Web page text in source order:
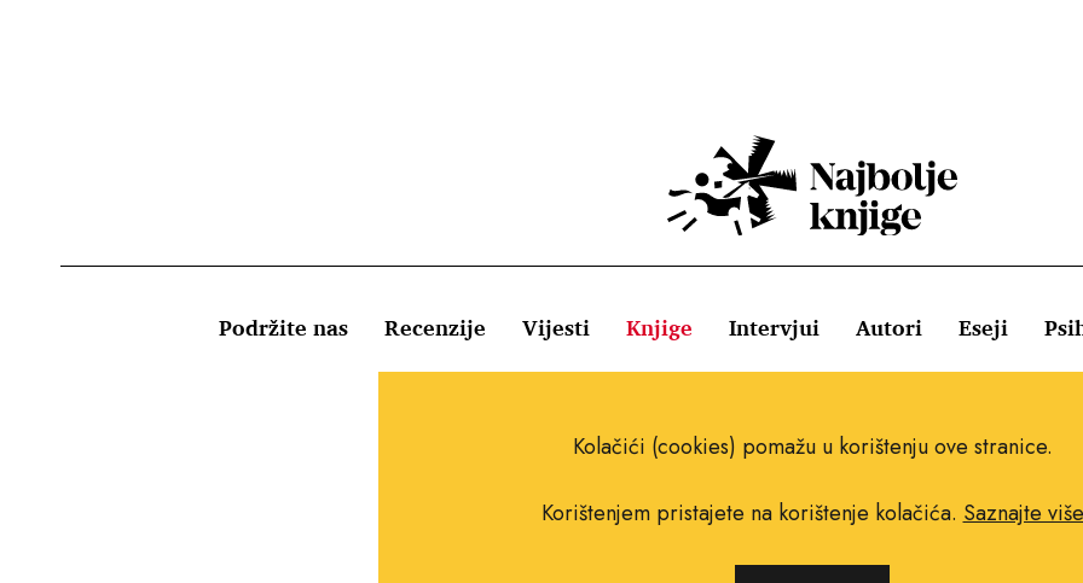
Podržite nas Recenzije Vijesti Knjige Intervjui Autori Eseji
Kolačići (cookies) pomažu u korištenju ove stranice.
Korištenjem pristajete na korištenje kolačića. Saznajte više